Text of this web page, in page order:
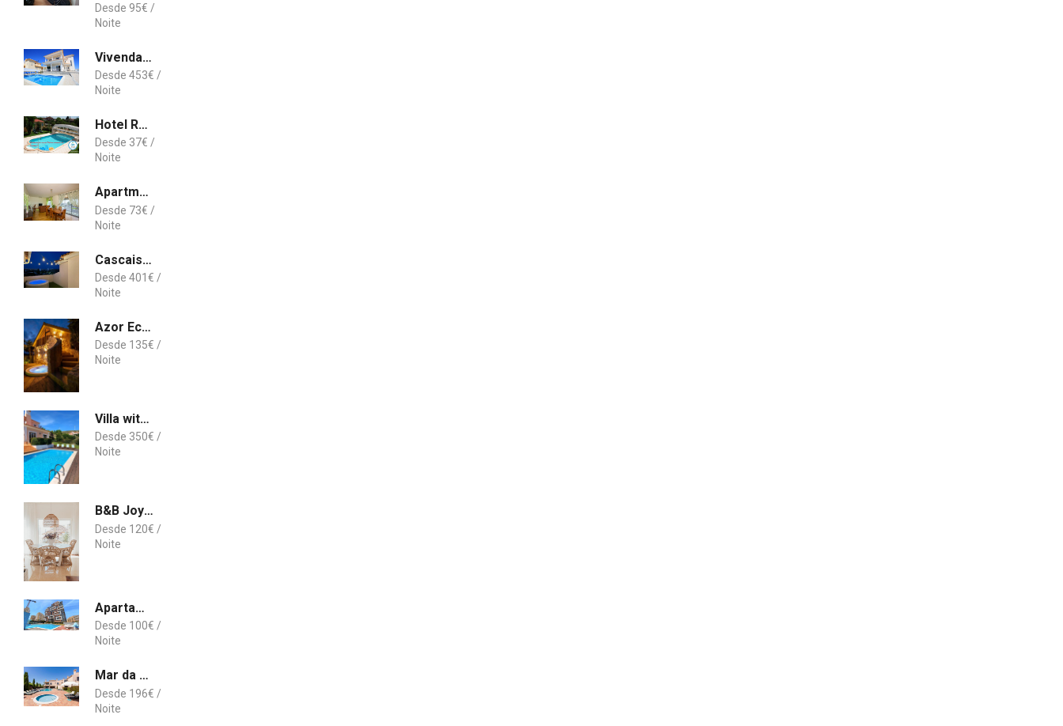
95€
Vivenda Luz
453€
Hotel Rural Solar Das Freiras
37€
Apartment T3 in downtown
73€
Cascais Terrace Be our Guest
401 €
Azor Eco Lodge
135€
Villa with swimming pool in Golf Resort
350€
B&B Joy Beach House
120€
Apartamentos Turisticos Rocha Tower 3
100€
Mar da Luz
196€